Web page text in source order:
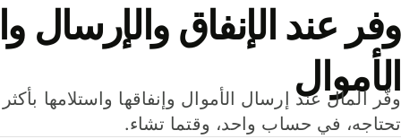
وفر عند الإنفاق والإرسال
الأموال
تحتاجه، في حساب واحد، وقتما تشاء.